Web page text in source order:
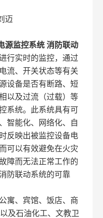
迈
源监控系统 消防联动
行实时的监控，通过
流、开关状态等有关
设备是否有断路、短
以及过流（过载）等
系统。此系统具有可
智能化、网络化、自
反映出被监控设备电
可以有效避免在火灾
障而无法正常工作的
防联动系统的可靠
、宾馆、饭店、商
及石油化工、文教卫